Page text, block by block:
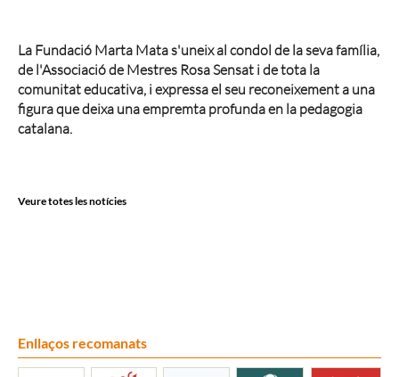
La Fundació Marta Mata s'uneix al condol de la seva família,
de l'Associació de Mestres Rosa Sensat i de tota la
comunitat educativa, i expressa el seu reconeixement a una
figura que deixa una empremta profunda en la pedagogia
catalana.
Veure totes les notícies
Enllaços recomanats